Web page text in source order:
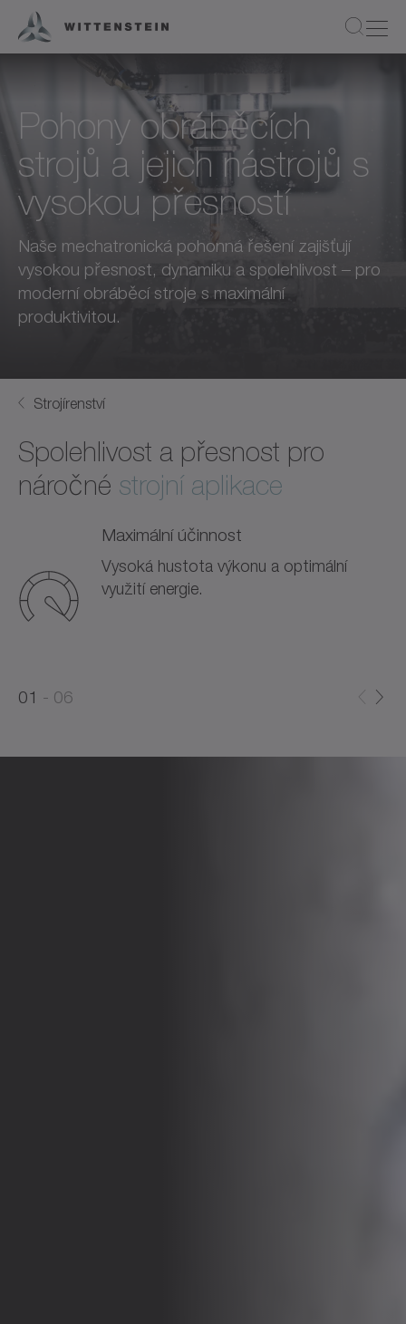
Pohony obráběcích
strojů a jejich nástrojů s
vysokou přesností
Naše mechatronická pohonná řešení zajišťují
vysokou přesnost, dynamiku a spolehlivost – pro
moderní obráběcí stroje s maximální
produktivitou.
Strojírenství
Spolehlivost a přesnost pro
náročné strojní aplikace
Maximální účinnost
Vysoká hustota výkonu a optimální
využití energie.
01
06